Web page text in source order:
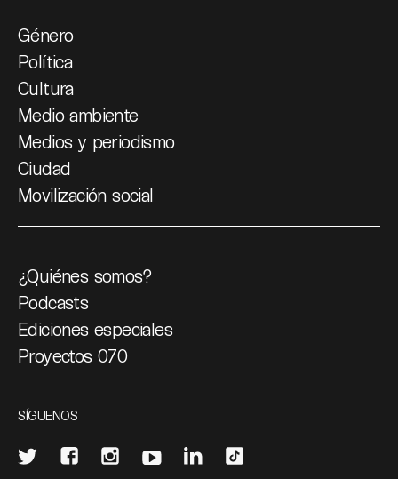
Género
Política
Cultura
Medio ambiente
Medios y periodismo
Ciudad
Movilización social
¿Quiénes somos?
Podcasts
Ediciones especiales
Proyectos 070
SÍGUENOS